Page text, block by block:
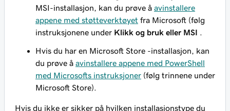
MSI-installasjon, kan du prøve å avinstallere
appene med støtteverktøyet fra Microsoft (følg
instruksjonene under Klikk og bruk eller MSI
Hvis du har en Microsoft Store -installasjon, kan
du prøve å avinstallere appene med PowerShell
med Microsofts instruksjoner (følg trinnene under
Microsoft Store).
Hvis du ikke er sikker på hvilken installasjonstype du